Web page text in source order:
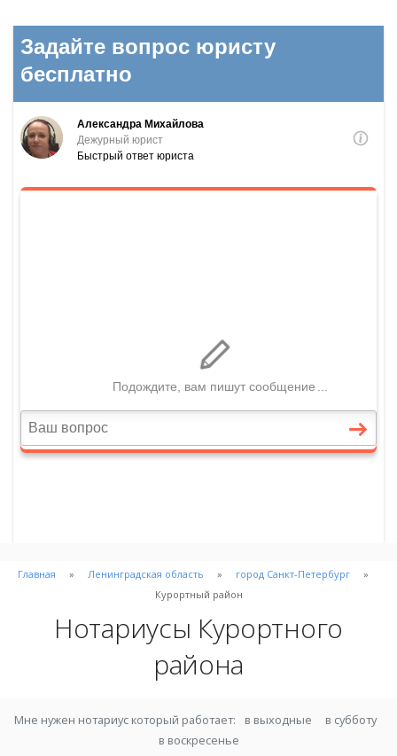
Главная Ленинградская область
город Санкт-Петербург
Курортный район
Нотариусы Курортного
района
Мне нужен нотариус который работает: в выходные
в субботу
в воскресенье